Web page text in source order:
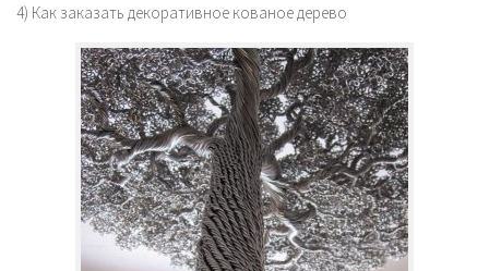
4) Как заказать декоративное кованое дерево